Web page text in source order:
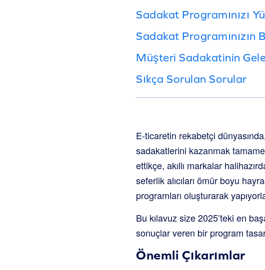
Sadakat Programınızı
Sadakat Programınızın
Müşteri Sadakatinin
Sıkça Sorulan Sorular
E-ticaretin rekabetçi
sadakatlerini kazanmak
ettikçe, akıllı markalar
seferlik alıcıları ömür boyu
programları oluşturarak
Bu kılavuz size 2025’teki en
sonuçlar veren bir program
Önemli Çıkarımlar